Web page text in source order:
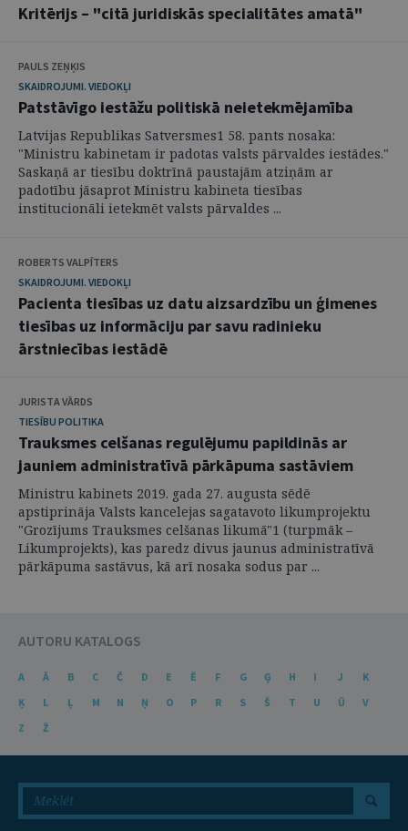
Kritērijs – "citā juridiskās specialitātes amatā"
PAULS ZEŅĶIS
SKAIDROJUMI. VIEDOKĻI
Patstāvīgo iestāžu politiskā neietekmējamība
Latvijas Republikas Satversmes1 58. pants nosaka:
"Ministru kabinetam ir padotas valsts pārvaldes iestādes."
Saskaņā ar tiesību doktrīnā paustajām atziņām ar
padotību jāsaprot Ministru kabineta tiesības
institucionāli ietekmēt valsts pārvaldes ...
ROBERTS VALPĪTERS
SKAIDROJUMI. VIEDOKĻI
Pacienta tiesības uz datu aizsardzību un ģimenes
tiesības uz informāciju par savu radinieku
ārstniecības iestādē
JURISTA VĀRDS
TIESĪBU POLITIKA
Trauksmes celšanas regulējumu papildinās ar
jauniem administratīvā pārkāpuma sastāviem
Ministru kabinets 2019. gada 27. augusta sēdē
apstiprināja Valsts kancelejas sagatavoto likumprojektu
"Grozījums Trauksmes celšanas likumā"1 (turpmāk –
Likumprojekts), kas paredz divus jaunus administratīvā
pārkāpuma sastāvus, kā arī nosaka sodus par ...
AUTORU KATALOGS
A Ā B C Č D E Ē F G Ģ H I J
K
Ķ
L Ļ M N Ņ O P R S Š T U Ū
V
Z
Ž